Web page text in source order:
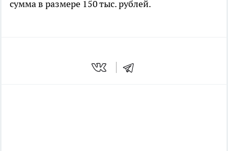
сумма в размере 150 тыс. рублей.